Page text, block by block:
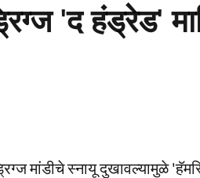
'द हंड्रेड'
मांडीचे स्नायू दुखावल्यामुळे